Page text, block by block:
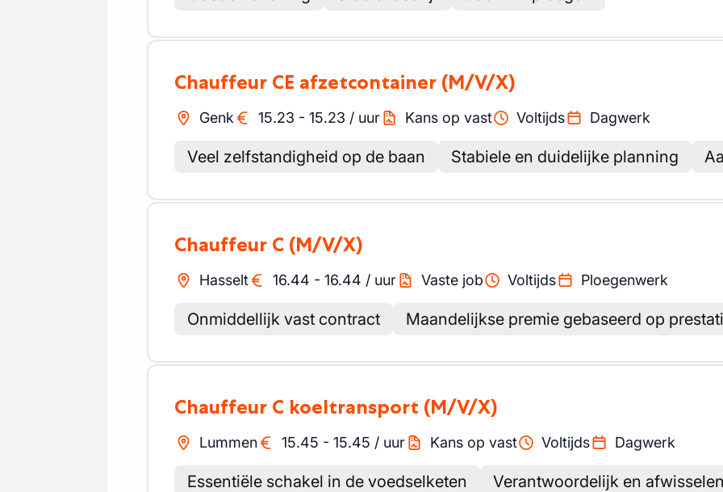
Chauffeur CE afzetcontainer (M/V/X)
Genk 15.23 - 15.23 / uur Kans op vast Voltijds Dagwerk
Veel zelfstandigheid op de baan Stabiele en duidelijke planning
Chauffeur C (M/V/X)
Hasselt 16.44 - 16.44 / uur Vaste job Voltijds Ploegenwerk
Onmiddellijk vast contract Maandelijkse premie gebaseerd op
Chauffeur C koeltransport (M/V/X)
Lummen 15.45 - 15.45 / uur Kans op vast Voltijds Dagwerk
Essentiële schakel in de voedselketen
Verantwoordelijk en